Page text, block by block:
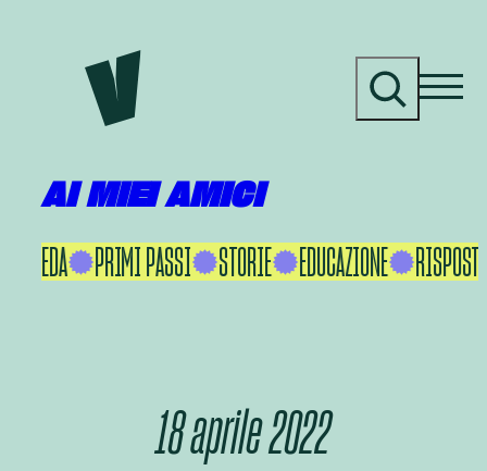
contenuto
r
AI MIEI AMICI
IKEDA PRIMI PASSI STORIE EDUCAZIONE
18 aprile 2022